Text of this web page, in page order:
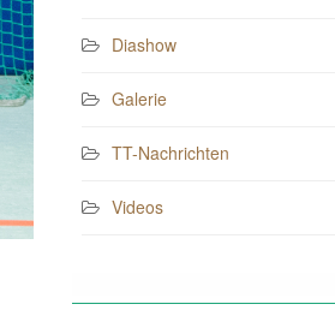
Diashow
Galerie
TT-Nachrichten
Videos